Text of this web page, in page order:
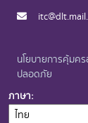
นโยบายการคุ้มค
ปลอดภัย
ภาษา